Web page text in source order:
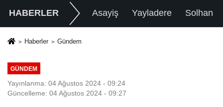
HABERLER Asayiş Yayladere Solhan
Haberler Gündem
GÜNDEM
Yayınlanma: 04 Ağustos 2024 - 09:24
Güncelleme: 04 Ağustos 2024 - 09:27